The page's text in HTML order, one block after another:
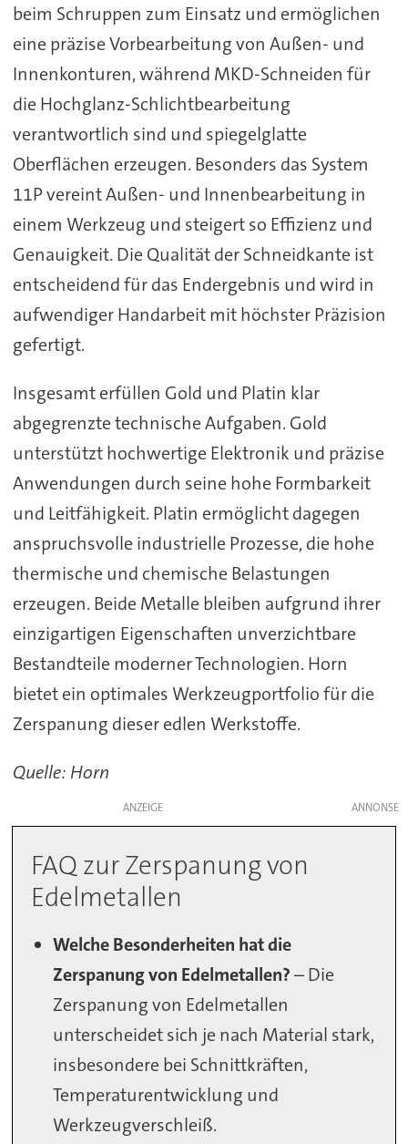
beim Schruppen zum Einsatz und ermöglichen
eine präzise Vorbearbeitung von Außen- und
Innenkonturen, während MKD-Schneiden für
die Hochglanz-Schlichtbearbeitung
verantwortlich sind und spiegelglatte
Oberflächen erzeugen. Besonders das System
11P vereint Außen- und Innenbearbeitung in
einem Werkzeug und steigert so Effizienz und
Genauigkeit. Die Qualität der Schneidkante ist
entscheidend für das Endergebnis und wird in
aufwendiger Handarbeit mit höchster Präzision
gefertigt.
Insgesamt erfüllen Gold und Platin klar
abgegrenzte technische Aufgaben. Gold
unterstützt hochwertige Elektronik und präzise
Anwendungen durch seine hohe Formbarkeit
und Leitfähigkeit. Platin ermöglicht dagegen
anspruchsvolle industrielle Prozesse, die hohe
thermische und chemische Belastungen
erzeugen. Beide Metalle bleiben aufgrund ihrer
einzigartigen Eigenschaften unverzichtbare
Bestandteile moderner Technologien. Horn
bietet ein optimales Werkzeugportfolio für die
Zerspanung dieser edlen Werkstoffe.
Quelle: Horn
ANZEIGE
FAQ zur Zerspanung von
Edelmetallen
Welche Besonderheiten hat die
Zerspanung von Edelmetallen?– Die
Zerspanung von Edelmetallen
unterscheidet sich je nach Material stark,
insbesondere bei Schnittkräften,
Temperaturentwicklung und
Werkzeugverschleiß.